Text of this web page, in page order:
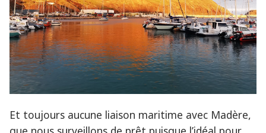
Et toujours aucune liaison maritime avec Madère,